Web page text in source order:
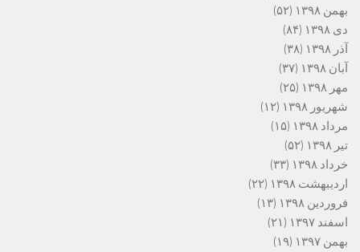
بهمن ۱۳۹۸
(۵۲)
دی ۱۳۹۸
(۸۴)
آذر ۱۳۹۸
(۳۸)
آبان ۱۳۹۸
(۳۷)
مهر ۱۳۹۸
(۲۵)
شهریور ۱۳۹۸
(۱۲)
مرداد ۱۳۹۸
(۱۵)
تیر ۱۳۹۸
(۵۲)
خرداد ۱۳۹۸
(۳۳)
اردیبهشت ۱۳۹۸
(۲۲)
فروردین ۱۳۹۸
(۱۳)
اسفند ۱۳۹۷
(۲۱)
بهمن ۱۳۹۷
(۱۹)